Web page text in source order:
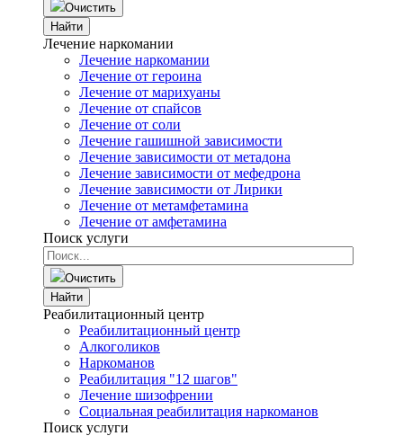
Очистить
Найти
Лечение наркомании
Лечение наркомании
Лечение от героина
Лечение от марихуаны
Лечение от спайсов
Лечение от соли
Лечение гашишной зависимости
Лечение зависимости от метадона
Лечение зависимости от мефедрона
Лечение зависимости от Лирики
Лечение от метамфетамина
Лечение от амфетамина
Поиск услуги
Очистить
Найти
Реабилитационный центр
Реабилитационный центр
Алкоголиков
Наркоманов
Реабилитация "12 шагов"
Лечение шизофрении
Социальная реабилитация наркоманов
Поиск услуги